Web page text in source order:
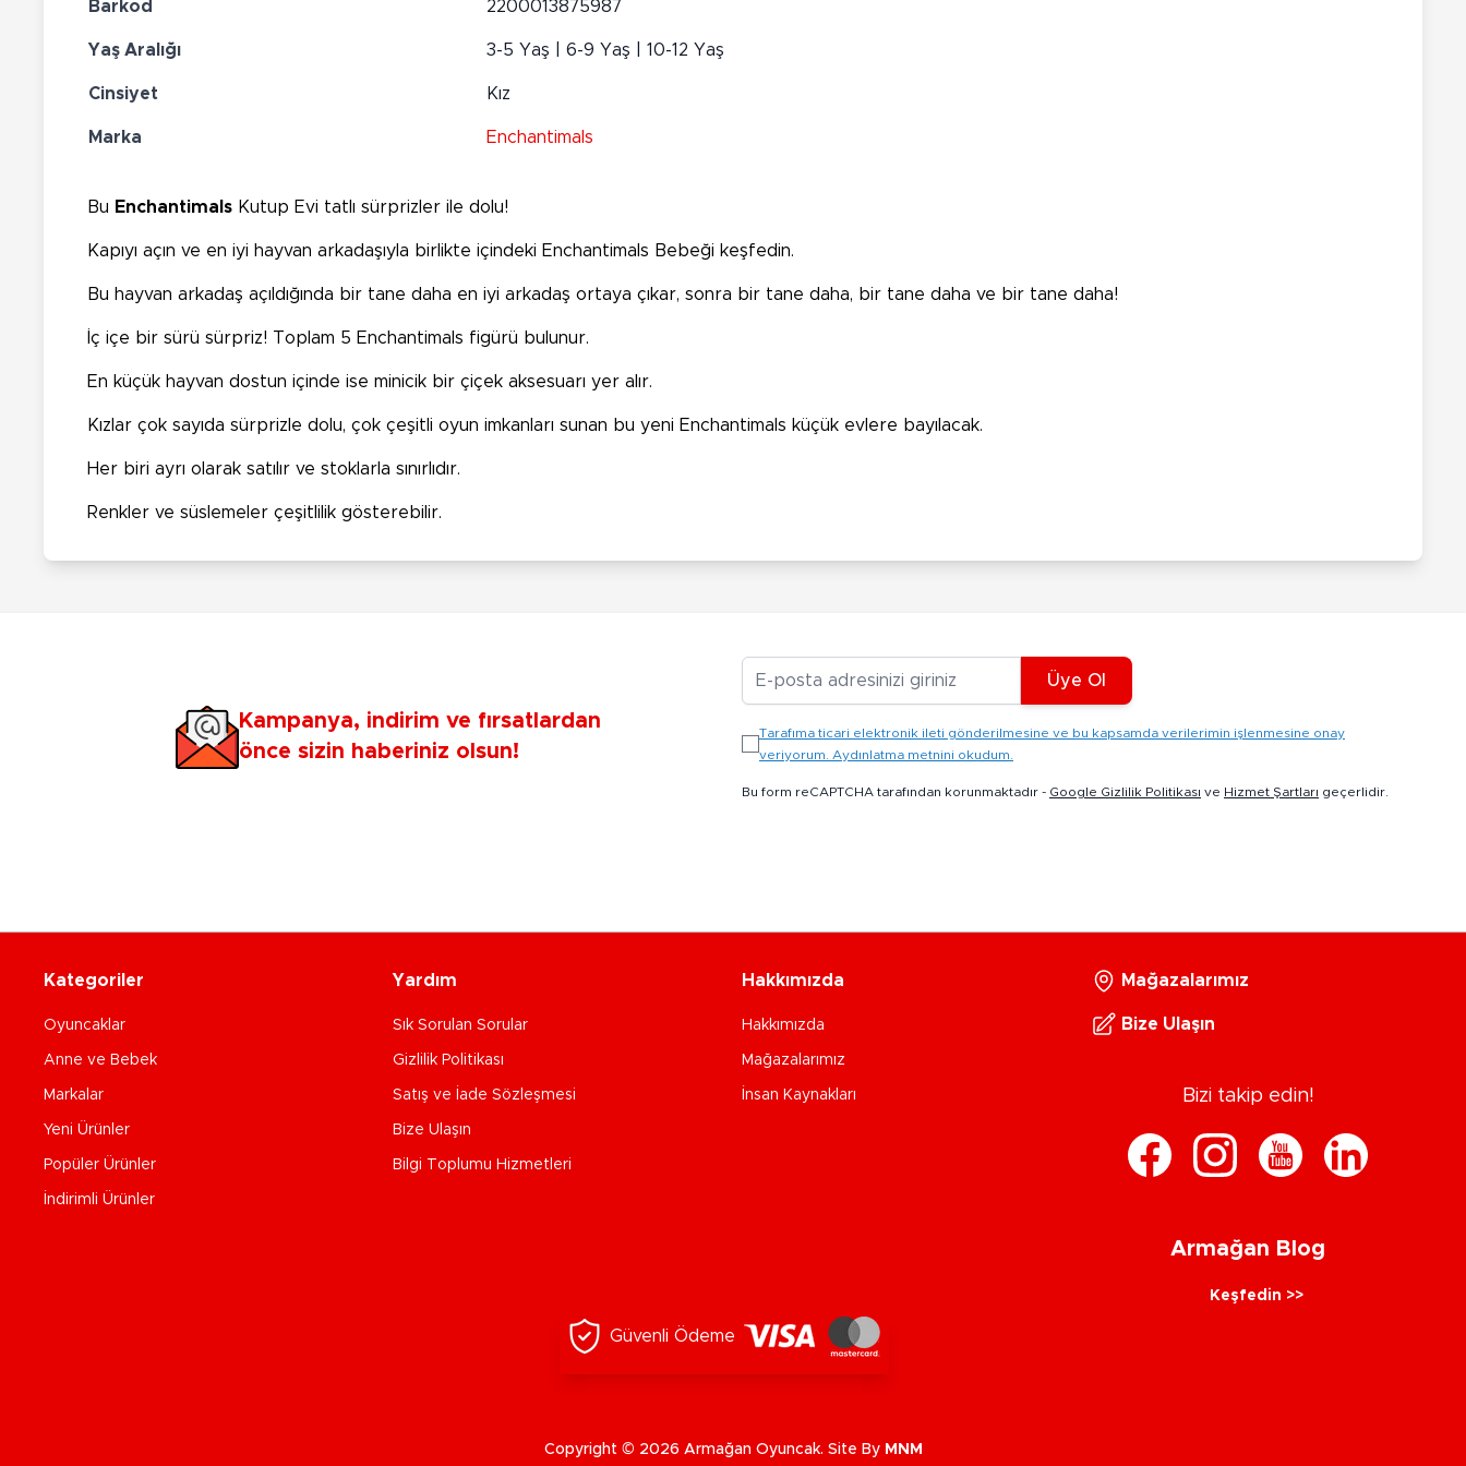
Barkod 2200013875987
Yaş Aralığı 3-5 Yaş | 6-9 Yaş | 10-12 Yaş
Cinsiyet Kız
Marka Enchantimals
Bu Enchantimals Kutup Evi tatlı sürprizler ile dolu!
Kapıyı açın ve en iyi hayvan arkadaşıyla birlikte içindeki Enchantimals Bebeği keşfedin.
Bu hayvan arkadaş açıldığında bir tane daha en iyi arkadaş ortaya çıkar, sonra bir tane daha, bir tane daha ve bir tane daha!
İç içe bir sürü sürpriz! Toplam 5 Enchantimals figürü bulunur.
En küçük hayvan dostun içinde ise minicik bir çiçek aksesuarı yer alır.
Kızlar çok sayıda sürprizle dolu, çok çeşitli oyun imkanları sunan bu yeni Enchantimals küçük evlere bayılacak.
Her biri ayrı olarak satılır ve stoklarla sınırlıdır.
Renkler ve süslemeler çeşitlilik gösterebilir. ​
Kampanya, indirim ve fırsatlardan
önce sizin haberiniz olsun!
Üye Ol
Tarafıma ticari elektronik ileti gönderilmesine ve bu kapsamda verilerimin işlenmesine onay
veriyorum. Aydınlatma metnini okudum.
Bu form reCAPTCHA tarafından korunmaktadır - Google Gizlilik Politikası ve Hizmet Şartları geçerlidir.
Kategoriler
Oyuncaklar
Anne ve Bebek
Markalar
Yeni Ürünler
Popüler Ürünler
İndirimli Ürünler
Yardım
Sık Sorulan Sorular
Gizlilik Politikası
Satış ve İade Sözleşmesi
Bize Ulaşın
Bilgi Toplumu Hizmetleri
Hakkımızda
Hakkımızda
Mağazalarımız
İnsan Kaynakları
Mağazalarımız
Bize Ulaşın
Bizi takip edin!
Armağan Blog
Keşfedin >>
Güvenli Ödeme
Copyright © 2026 Armağan Oyuncak. Site By MNM